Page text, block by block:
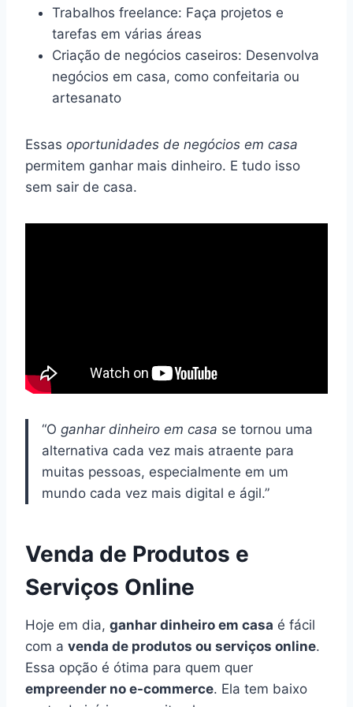
Trabalhos freelance: Faça projetos e
tarefas em várias áreas
Criação de negócios caseiros: Desenvolva
negócios em casa, como confeitaria ou
artesanato
Essas oportunidades de negócios em casa
permitem ganhar mais dinheiro. E tudo isso
sem sair de casa.
“O ganhar dinheiro em casa se tornou uma
alternativa cada vez mais atraente para
muitas pessoas, especialmente em um
mundo cada vez mais digital e ágil.”
Venda de Produtos e
Serviços Online
Hoje em dia, ganhar dinheiro em casa é fácil
com a venda de produtos ou serviços online.
Essa opção é ótima para quem quer
empreender no e-commerce. Ela tem baixo